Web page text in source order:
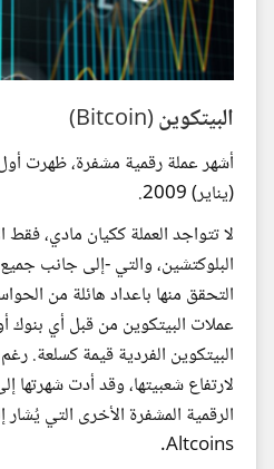
البيتكوين (Bitcoin)
أشهر عملة رقمية مشفرة، ظهرت
(يناير) 2009.
لا تتواجد العملة ككيان مادي،
البلوكتشين، والتي -إلى جانب
التحقق منها باعداد هائلة من
عملات البيتكوين من قبل أي
البيتكوين الفردية قيمة كسلعة.
لارتفاع شعبيتها، وقد أدت شهرتها
الرقمية المشفرة الأخرى التي يُشار
Altcoins.